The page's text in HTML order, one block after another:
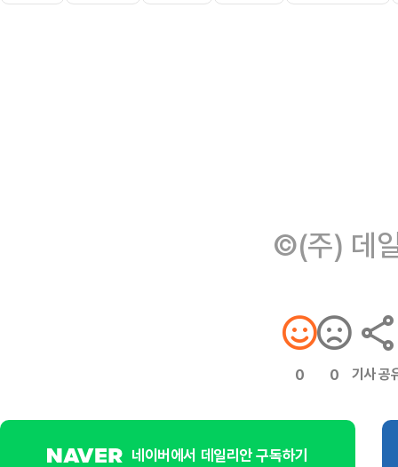
©(주) 데
0 0 기사 공
네이버에서 데일리안 구독하기